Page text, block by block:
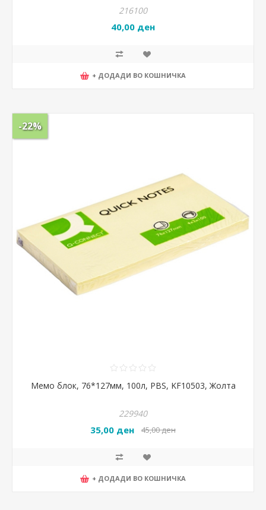
216100
40,00 ден
+ ДОДАДИ ВО КОШНИЧКА
-22%
Мемо блок, 76*127мм, 100л, PBS, KF10503, Жолта
229940
35,00 ден 45,00 ден
+ ДОДАДИ ВО КОШНИЧКА